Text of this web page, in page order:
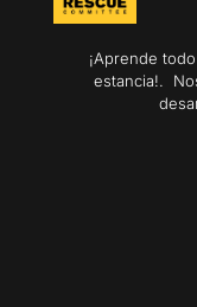
¡Aprende
estancia!.